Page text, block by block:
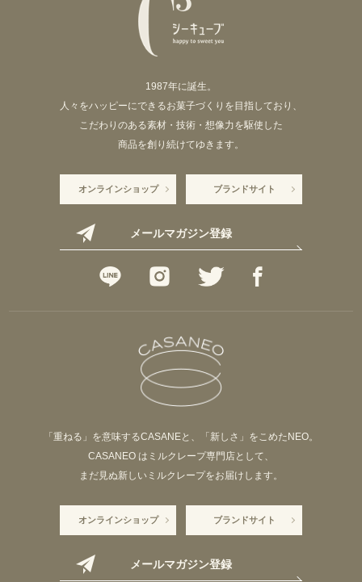
1987年に誕生。
人々をハッピーにできるお菓子づくりを目指しており、
こだわりのある素材・技術・想像力を駆使した
商品を創り続けてゆきます。
オンラインショップ ブランドサイト
メールマガジン登録
「重ねる」を意味するCASANEと、「新しさ」をこめたNEO。
CASANEO はミルクレープ専門店として、
まだ見ぬ新しいミルクレープをお届けします。
オンラインショップ ブランドサイト
メールマガジン登録